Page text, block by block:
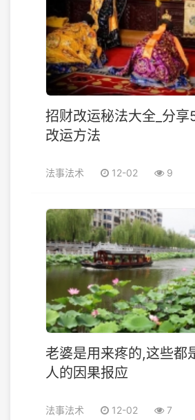
招财改运秘法大全_分享
改运方法
法事法术 12-02 9
老婆是用来疼的,这些都
人的因果报应
法事法术 12-02 7